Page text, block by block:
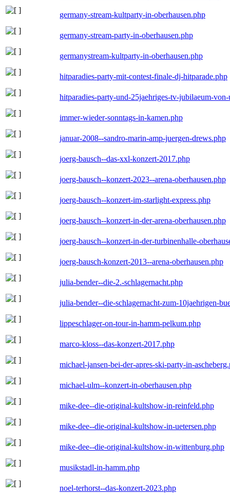
germany-stream-kultparty-in-oberhausen.php
germany-stream-party-in-oberhausen.php
germanystream-kultparty-in-oberhausen.php
hitparadies-party-mit-contest-finale-dj-hitparade.php
hitparadies-party-und-25jaehriges-tv-jubilaeum-
immer-wieder-sonntags-in-kamen.php
januar-2008--sandro-marin-amp-juergen-drews.php
joerg-bausch--das-xxl-konzert-2017.php
joerg-bausch--konzert-2023--arena-oberhausen.php
joerg-bausch--konzert-im-starlight-express.php
joerg-bausch--konzert-in-der-arena-oberhausen.php
joerg-bausch--konzert-in-der-turbinenhalle-
joerg-bausch-konzert-2013--arena-oberhausen.php
julia-bender--die-2.-schlagernacht.php
julia-bender--die-schlagernacht-zum-10jaehrigen-
lippeschlager-on-tour-in-hamm-pelkum.php
marco-kloss--das-konzert-2017.php
michael-jansen-bei-der-apres-ski-party-in-
michael-ulm--konzert-in-oberhausen.php
mike-dee--die-original-kultshow-in-reinfeld.php
mike-dee--die-original-kultshow-in-uetersen.php
mike-dee--die-original-kultshow-in-wittenburg.php
musikstadl-in-hamm.php
noel-terhorst--das-konzert-2023.php